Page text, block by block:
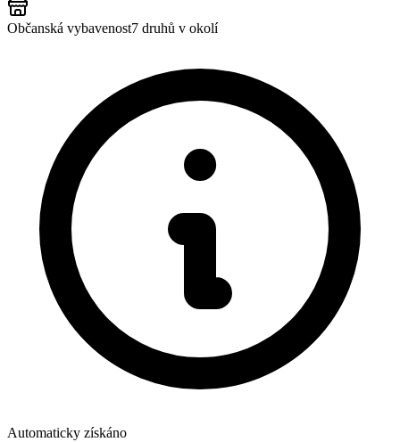
Občanská vybavenost7 druhů v okolí
Automaticky získáno